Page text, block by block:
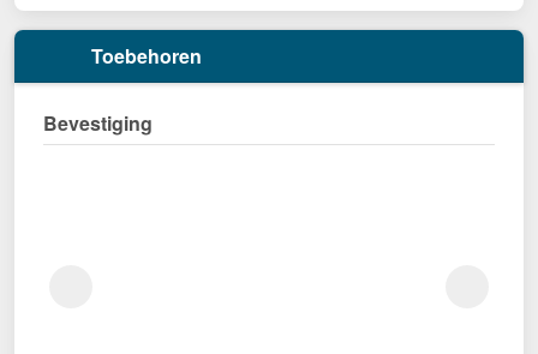
Toebehoren
Bevestiging